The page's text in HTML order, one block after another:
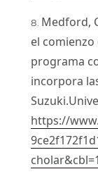
Medford,
el
programa
incorpora
https://